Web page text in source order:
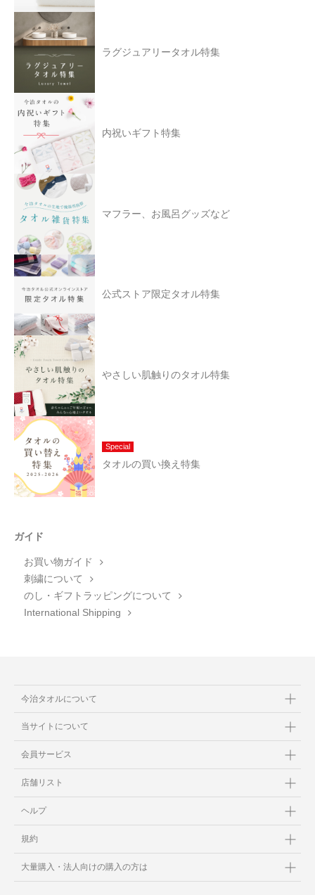
ラグジュアリータオル特集
内祝いギフト特集
マフラー、お風呂グッズなど
公式ストア限定タオル特集
やさしい肌触りのタオル特集
Special
タオルの買い換え特集
ガイド
お買い物ガイド
刺繍について
のし・ギフトラッピングについて
International Shipping
今治タオルについて
当サイトについて
会員サービス
店舗リスト
ヘルプ
規約
大量購入・法人向けの購入の方は